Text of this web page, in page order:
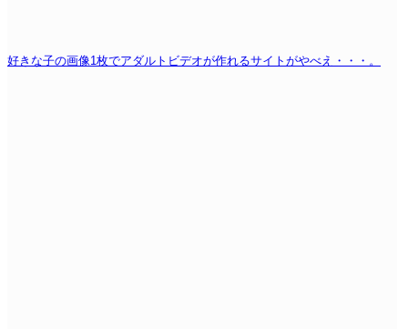
好きな子の画像1枚でアダルトビデオが作れるサイトがやべえ・・・。